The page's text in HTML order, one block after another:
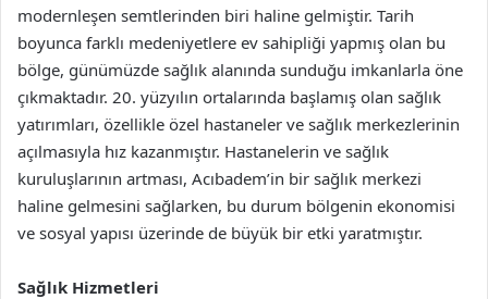
modernleşen semtlerinden biri haline gelmiştir. Tarih
boyunca farklı medeniyetlere ev sahipliği yapmış olan bu
bölge, günümüzde sağlık alanında sunduğu imkanlarla öne
çıkmaktadır. 20. yüzyılın ortalarında başlamış olan sağlık
yatırımları, özellikle özel hastaneler ve sağlık merkezlerinin
açılmasıyla hız kazanmıştır. Hastanelerin ve sağlık
kuruluşlarının artması, Acıbadem’in bir sağlık merkezi
haline gelmesini sağlarken, bu durum bölgenin ekonomisi
ve sosyal yapısı üzerinde de büyük bir etki yaratmıştır.
Sağlık Hizmetleri